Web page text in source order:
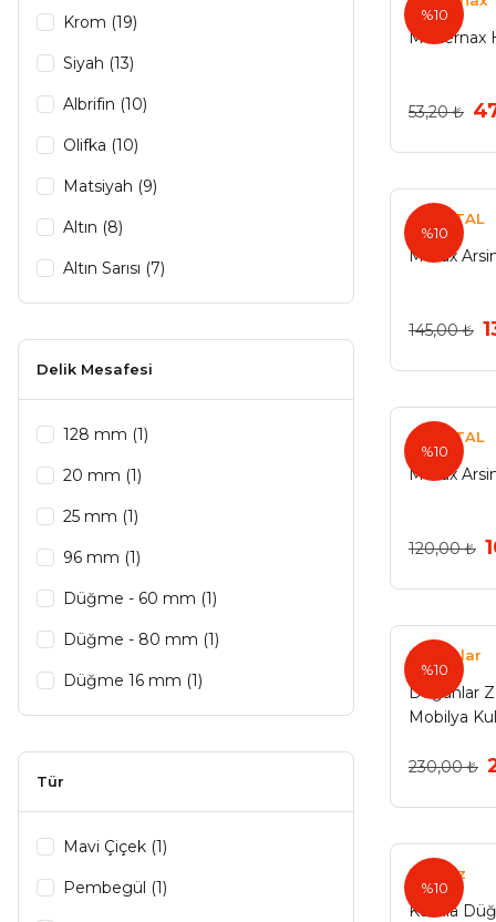
Egesel (1)
Fede (1)
Goldaks (1)
Nur (1)
Pole (1)
Krom (19)
Siyah (13)
Albrifin (10)
Olifka (10)
Matsiyah (9)
Altın (8)
Altın Sarısı (7)
Mat Siyah (6)
Antiksarı (4)
Süper Saten (4)
Antik Sarı (3)
Antrasit (3)
Parlak Nikel (3)
Süpersaten (3)
Antik Gümüş (2)
Antikgümüş (2)
Kırmızı (2)
Mavi (2)
Delik Mesafesi
128 mm (1)
20 mm (1)
25 mm (1)
96 mm (1)
Düğme - 60 mm (1)
Düğme - 80 mm (1)
Düğme 16 mm (1)
Tür
Mavi Çiçek (1)
Pembegül (1)
%10
Modernax
53,20 ₺
%10
ÖZMETAL
Metax
145,00 ₺
%10
ÖZMETAL
Metax
120,00 ₺
%10
Doğanlar
Doğanlar
Mobilya
230,00 ₺
%10
Eryıldız
Kumla